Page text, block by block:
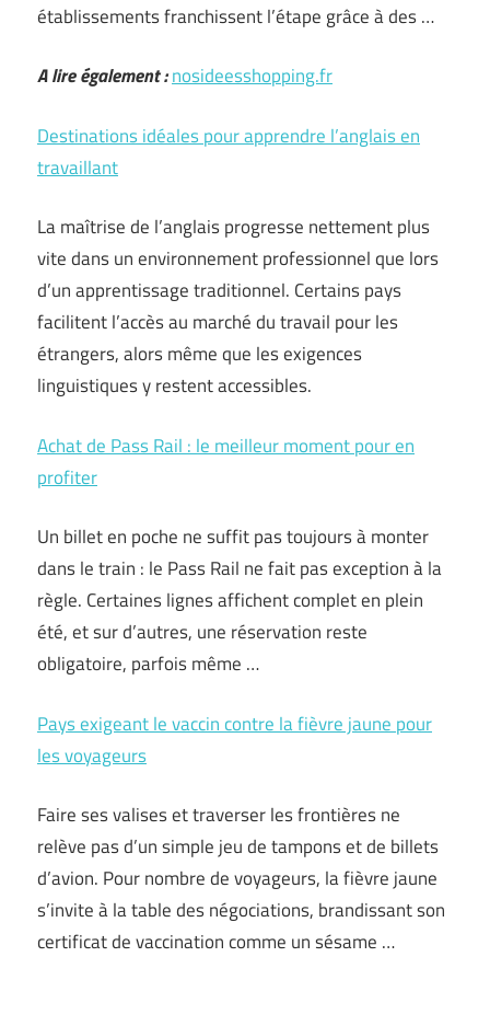
établissements franchissent l’étape grâce à des …
A lire également :nosideesshopping.fr
Destinations idéales pour apprendre l’anglais en
travaillant
La maîtrise de l’anglais progresse nettement plus
vite dans un environnement professionnel que lors
d’un apprentissage traditionnel. Certains pays
facilitent l’accès au marché du travail pour les
étrangers, alors même que les exigences
linguistiques y restent accessibles.
Achat de Pass Rail : le meilleur moment pour en
profiter
Un billet en poche ne suffit pas toujours à monter
dans le train : le Pass Rail ne fait pas exception à la
règle. Certaines lignes affichent complet en plein
été, et sur d’autres, une réservation reste
obligatoire, parfois même …
Pays exigeant le vaccin contre la fièvre jaune pour
les voyageurs
Faire ses valises et traverser les frontières ne
relève pas d’un simple jeu de tampons et de billets
d’avion. Pour nombre de voyageurs, la fièvre jaune
s’invite à la table des négociations, brandissant son
certificat de vaccination comme un sésame …